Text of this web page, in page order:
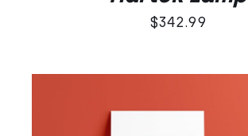
$342.99